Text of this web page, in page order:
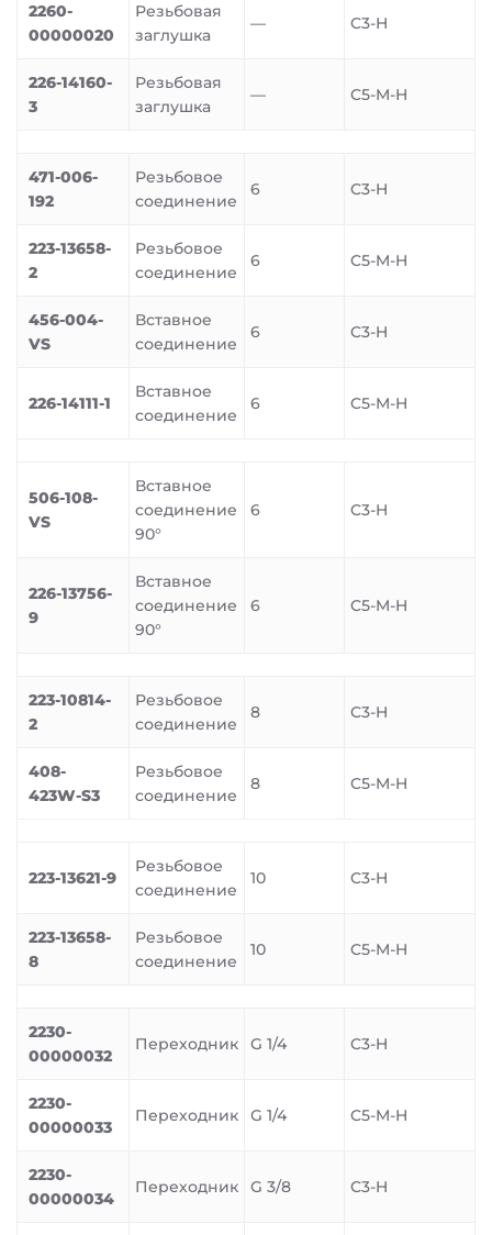
2260-
00000020
Резьбовая
заглушка
— C3-H
226-14160-
3
Резьбовая
заглушка
— C5-M-H
471-006-
192
Резьбовое
соединение
6 C3-H
223-13658-
2
Резьбовое
соединение
6 C5-M-H
456-004-
VS
Вставное
соединение
6 C3-H
226-14111-1
Вставное
соединение
6 C5-M-H
506-108-
VS
Вставное
соединение
90°
6 C3-H
226-13756-
9
Вставное
соединение
90°
6 C5-M-H
223-10814-
2
Резьбовое
соединение
8 C3-H
408-
423W-S3
Резьбовое
соединение
8 C5-M-H
223-13621-9
Резьбовое
соединение
10 C3-H
223-13658-
8
Резьбовое
соединение
10 C5-M-H
2230-
00000032
Переходник G 1/4 C3-H
2230-
00000033
Переходник G 1/4 C5-M-H
2230-
00000034
Переходник G 3/8 C3-H